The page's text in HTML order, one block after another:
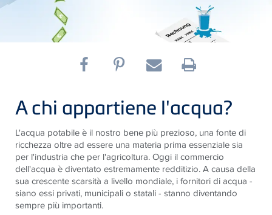
A chi appartiene l'acqua?
L'acqua potabile è il nostro bene più prezioso, una fonte di
ricchezza oltre ad essere una materia prima essenziale sia
per l'industria che per l'agricoltura. Oggi il commercio
dell'acqua è diventato estremamente redditizio. A causa della
sua crescente scarsità a livello mondiale, i fornitori di acqua -
siano essi privati, municipali o statali - stanno diventando
sempre più importanti.